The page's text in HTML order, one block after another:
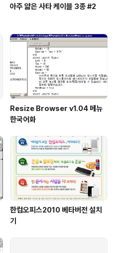
아주 얇은 사타 케이블 3종 #2
Resize Browser v1.04 메뉴
한국어화
한컴오피스2010 베타버전 설치
기